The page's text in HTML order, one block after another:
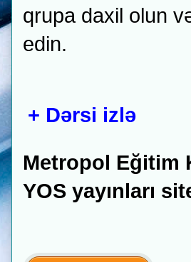
qrupa daxil olun
edin.
+ Dərsi izlə
Metropol Eğitim
YOS yayınları